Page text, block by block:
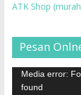
ATK Shop
Pesan
Pemutar
Video
Media error:
found